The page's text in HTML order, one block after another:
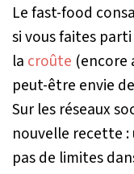
Le fast-food
si vous faites
la croûte (encore
peut-être envie
Sur les réseaux
nouvelle recette :
pas de limites